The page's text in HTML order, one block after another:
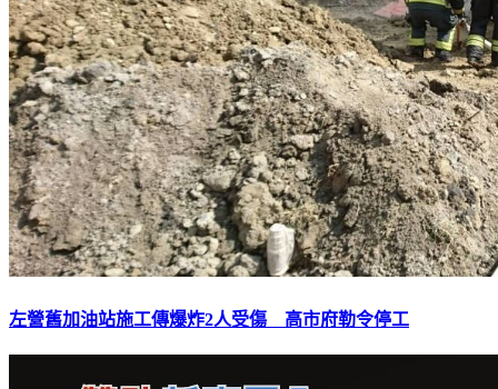
左營舊加油站施工傳爆炸2人受傷 高市府勒令停工